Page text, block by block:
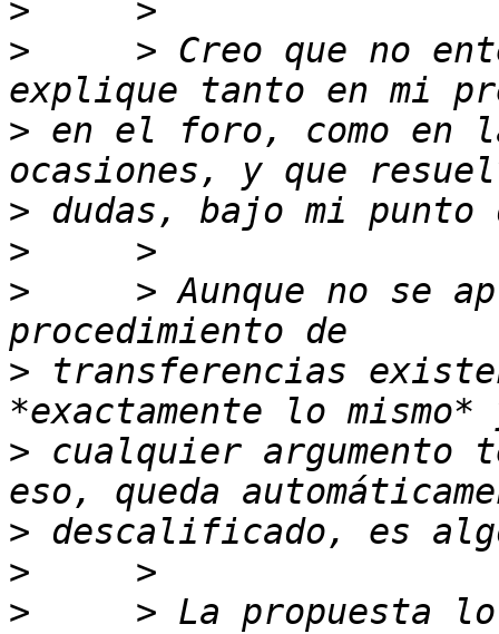
>
>
> Creo que no
> en el foro, como
>
>
>
> Aunque no se
> transferencias
> cualquier argumento
>
>
>
> La propuesta